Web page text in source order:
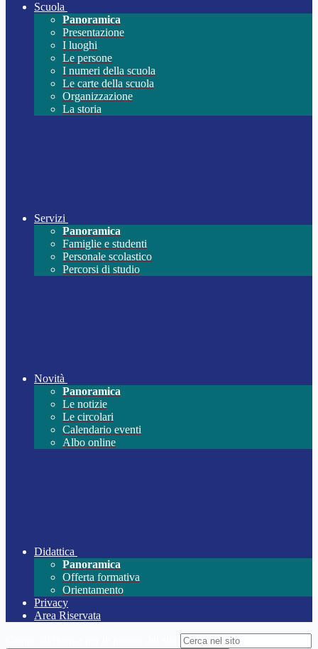
Scuola
Panoramica
Presentazione
I luoghi
Le persone
I numeri della scuola
Le carte della scuola
Organizzazione
La storia
Servizi
Panoramica
Famiglie e studenti
Personale scolastico
Percorsi di studio
Novità
Panoramica
Le notizie
Le circolari
Calendario eventi
Albo online
Didattica
Panoramica
Offerta formativa
Orientamento
Privacy
Area Riservata